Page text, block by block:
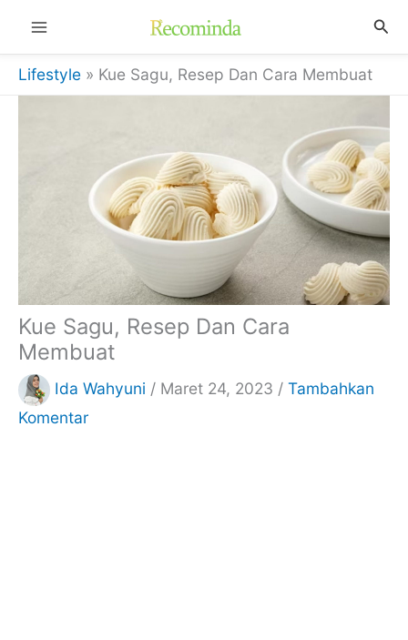
konten
Table
Contents
Cari
Lifestyle » Kue Sagu, Resep Dan Cara Membuat
Kue Sagu, Resep Dan Cara
Membuat
Ida Wahyuni / Maret 24, 2023 / Tambahkan
Komentar